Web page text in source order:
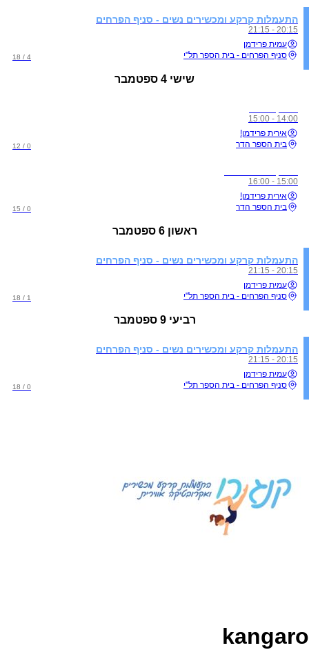
התעמלות קרקע ומכשירים נשים - סניף הפרחים
20:15 - 21:15
עמית פרידמן
סניף הפרחים - בית הספר תל"י
4 / 18
שישי 4 ספטמבר
14:00 - 15:00
אירית פרידמן!
בית הספר הדר
0 / 12
15:00 - 16:00
אירית פרידמן!
בית הספר הדר
0 / 15
ראשון 6 ספטמבר
התעמלות קרקע ומכשירים נשים - סניף הפרחים
20:15 - 21:15
עמית פרידמן
סניף הפרחים - בית הספר תל"י
1 / 18
רביעי 9 ספטמבר
התעמלות קרקע ומכשירים נשים - סניף הפרחים
20:15 - 21:15
עמית פרידמן
סניף הפרחים - בית הספר תל"י
0 / 18
kangaro